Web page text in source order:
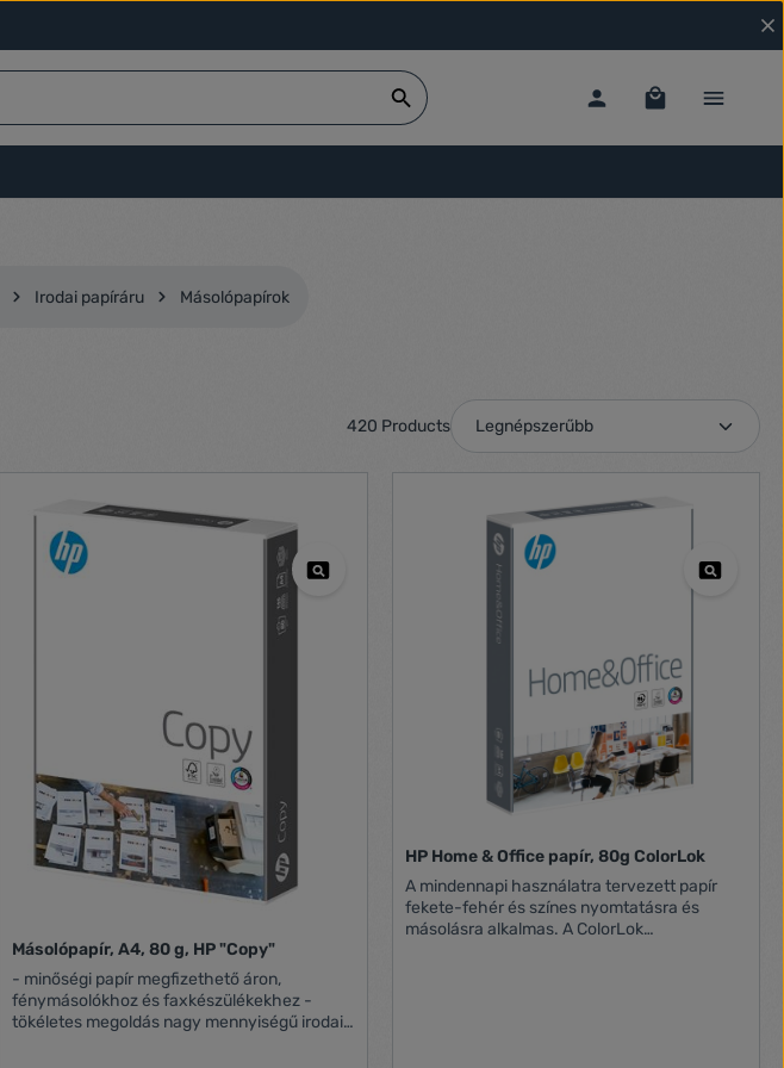
Irodai papíráru Másolópapírok
420 Products
Másolópapír, A4, 80 g, HP "Copy"
- minőségi papír megfizethető áron,
fénymásolókhoz és faxkészülékekhez -
tökéletes megoldás nagy mennyiségű irodai
HP Home & Office papír, 80g ColorLok
A mindennapi használatra tervezett papír
fekete-fehér és színes nyomtatásra és
másolásra alkalmas. A ColorLok